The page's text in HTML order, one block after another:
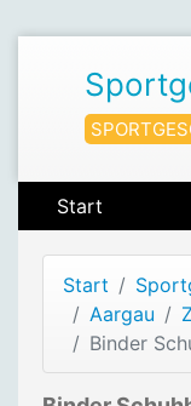
Start
Start
Aargau
Binder